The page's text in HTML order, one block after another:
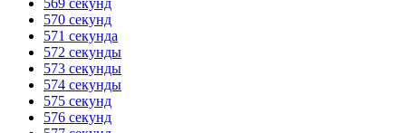
569 секунд
570 секунд
571 секунда
572 секунды
573 секунды
574 секунды
575 секунд
576 секунд